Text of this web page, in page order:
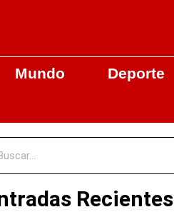
Mundo Deporte
Recientes